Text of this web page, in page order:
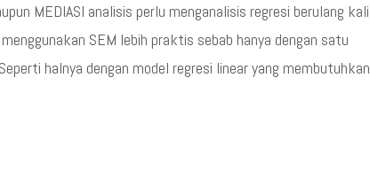
MEDIASI analisis perlu menganalisis regresi berulang kali
SEM lebih praktis sebab hanya dengan satu
halnya dengan model regresi linear yang membutuhkan